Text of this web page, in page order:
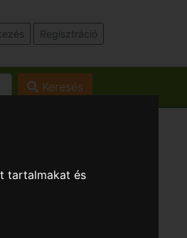
tartalmakat és
Regisztráció
Keresés